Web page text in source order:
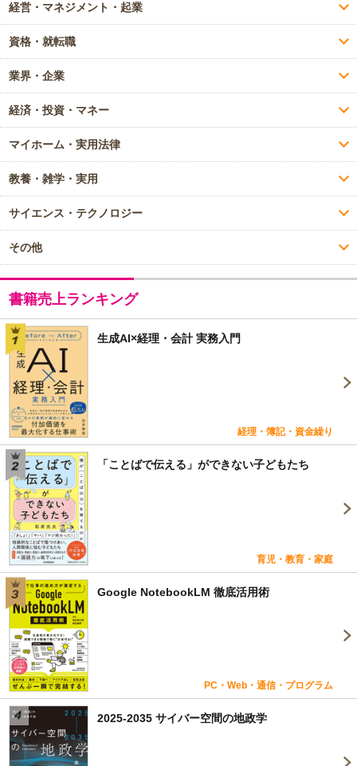
経営・マネジメント・起業
資格・就転職
業界・企業
経済・投資・マネー
マイホーム・実用法律
教養・雑学・実用
サイエンス・テクノロジー
その他
書籍売上ランキング
生成AI×経理・会計 実務入門
経理・簿記・資金繰り
「ことばで伝える」ができない子どもたち
育児・教育・家庭
Google NotebookLM 徹底活用術
PC・Web・通信・プログラム
2025-2035 サイバー空間の地政学